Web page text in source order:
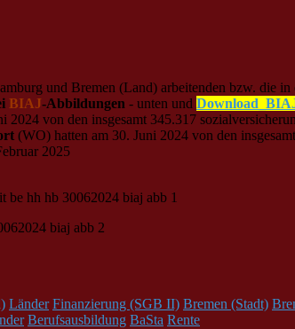
und Bremen (Land) arbeitenden bzw. die
BIAJ-Abbildungen - unten und
2024 von den insgesamt 345.317
(WO) hatten am 30. Juni 2024 von den
2025
Länder Finanzierung (SGB II) Bremen (Stadt)
Berufsausbildung BaSta Rente